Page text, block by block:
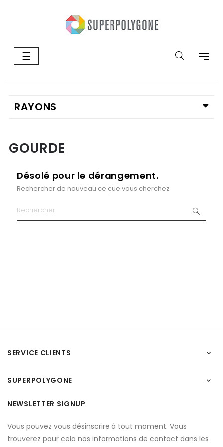
Basculer
la
☰
GOURDE
Désolé pour le dérangement.
Rechercher de nouveau ce que vous cherchez
SERVICE CLIENTS 
SUPERPOLYGONE 
NEWSLETTER SIGNUP
Vous pouvez vous désinscrire à tout moment. Vous
trouverez pour cela nos informations de contact dans les